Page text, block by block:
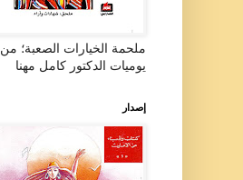
ملحمة الخيارات الصعبة؛ من
يوميات الدكتور كامل مهنا
إصدار